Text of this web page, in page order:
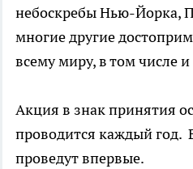
небоскребы Нью-Йорка,
многие другие
всему миру, в том числе
Акция в знак принятия
проводится каждый год.
проведут впервые.